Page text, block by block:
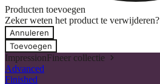
Producten toevoegen
Zeker weten het product te verwijderen?
Annuleren
Toevoegen
ImpressionFineer collectie
Advanced
Finished